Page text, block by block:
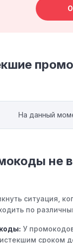
На данный
не
ситуация,
по
У
сроком